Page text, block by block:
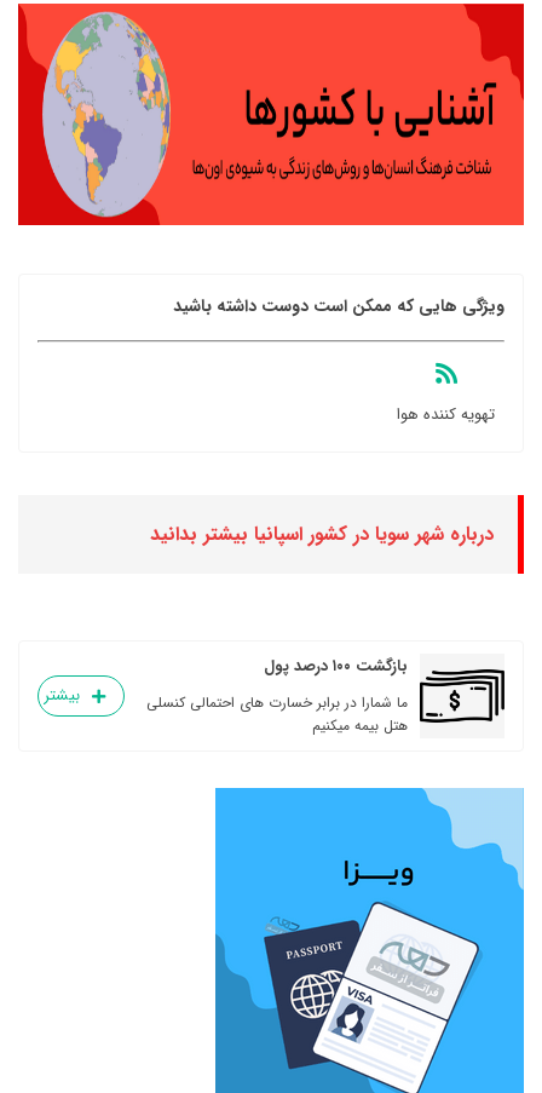
ویژگی هایی که ممکن است دوست داشته باشید
تهویه کننده هوا
درباره شهر سویا در کشور اسپانیا بیشتر بدانید
بازگشت ۱۰۰ درصد پول
ما شمارا در برابر خسارت های احتمالی کنسلی
هتل بیمه میکنیم
بیشتر